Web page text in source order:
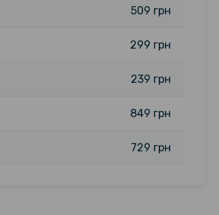
509 грн
299 грн
239 грн
849 грн
729 грн